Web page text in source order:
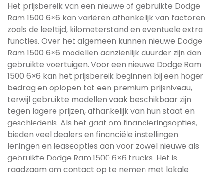
Het prijsbereik van een nieuwe of gebruikte Dodge
Ram 1500 6×6 kan variëren afhankelijk van factoren
zoals de leeftijd, kilometerstand en eventuele extra
functies. Over het algemeen kunnen nieuwe Dodge
Ram 1500 6×6 modellen aanzienlijk duurder zijn dan
gebruikte voertuigen. Voor een nieuwe Dodge Ram
1500 6×6 kan het prijsbereik beginnen bij een hoger
bedrag en oplopen tot een premium prijsniveau,
terwijl gebruikte modellen vaak beschikbaar zijn
tegen lagere prijzen, afhankelijk van hun staat en
geschiedenis. Als het gaat om financieringsopties,
bieden veel dealers en financiële instellingen
leningen en leaseopties aan voor zowel nieuwe als
gebruikte Dodge Ram 1500 6×6 trucks. Het is
raadzaam om contact op te nemen met lokale